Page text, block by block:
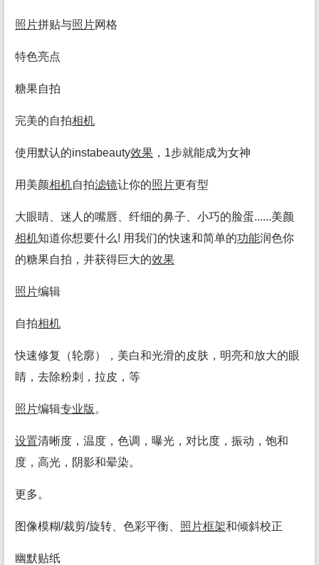
照片拼贴与照片网格
特色亮点
糖果自拍
完美的自拍相机
使用默认的instabeauty效果 ，1步就能成为女神
用美颜相机自拍滤镜让你的照片更有型
大眼睛、迷人的嘴唇、纤细的鼻子、小巧的脸蛋......美颜
相机知道你想要什么! 用我们的快速和简单的功能润色你
的糖果自拍，并获得巨大的效果
照片编辑
自拍相机
快速修复（轮廓），美白和光滑的皮肤，明亮和放大的眼
睛，去除粉刺，拉皮，等
照片编辑专业版 。
设置清晰度，温度，色调，曝光，对比度，振动，饱和
度，高光，阴影和晕染。
更多。
图像模糊/裁剪/旋转、色彩平衡、 照片框架和倾斜校正
幽默贴纸